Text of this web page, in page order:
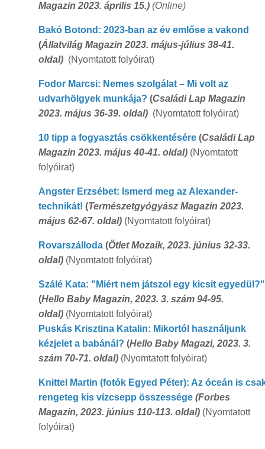
Magazin 2023. április 15.)(Online)
Bakó Botond: 2023-ban az év emlőse a vakond
(Állatvilág Magazin 2023. május-július 38-41.
oldal) (Nyomtatott folyóirat)
Fodor Marcsi: Nemes szolgálat – Mi volt az
udvarhölgyek munkája? (Családi Lap Magazin
2023. május 36-39. oldal) (Nyomtatott folyóirat)
10 tipp a fogyasztás csökkentésére (Családi Lap
Magazin 2023. május 40-41. oldal) (Nyomtatott
folyóirat)
Angster Erzsébet: Ismerd meg az Alexander-
technikát! (Természetgyógyász Magazin 2023.
május 62-67. oldal) (Nyomtatott folyóirat)
Rovarszálloda (Ötlet Mozaik, 2023. június 32-33.
oldal) (Nyomtatott folyóirat)
Szálé Kata: "Miért nem játszol egy kicsit egyedül?"
(Hello Baby Magazin, 2023. 3. szám 94-95.
oldal) (Nyomtatott folyóirat)
Puskás Krisztina Katalin: Mikortól használjunk
kézjelet a babánál? (Hello Baby Magazi, 2023. 3.
szám 70-71. oldal) (Nyomtatott folyóirat)
Knittel Martin (fotók Egyed Péter): Az óceán is
rengeteg kis vízcsepp összessége (Forbes
Magazin, 2023. június 110-113. oldal) (Nyomtatott
folyóirat)